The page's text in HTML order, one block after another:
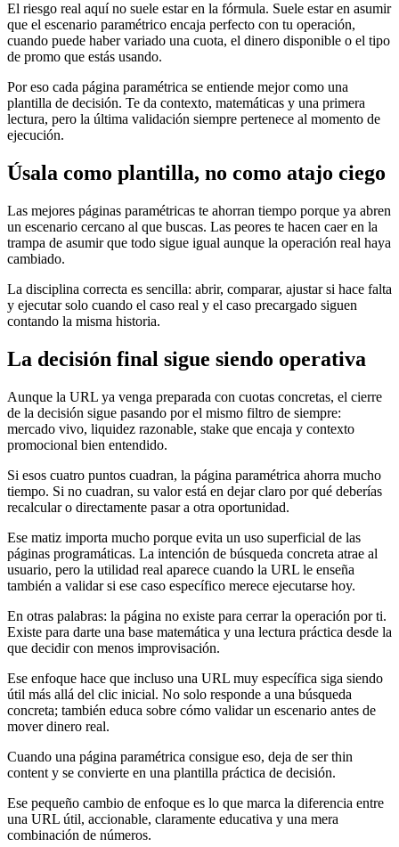
El riesgo real aquí no suele estar en la fórmula. Suele estar en asumir
que el escenario paramétrico encaja perfecto con tu operación,
cuando puede haber variado una cuota, el dinero disponible o el tipo
de promo que estás usando.
Por eso cada página paramétrica se entiende mejor como una
plantilla de decisión. Te da contexto, matemáticas y una primera
lectura, pero la última validación siempre pertenece al momento de
ejecución.
Úsala como plantilla, no como atajo ciego
Las mejores páginas paramétricas te ahorran tiempo porque ya abren
un escenario cercano al que buscas. Las peores te hacen caer en la
trampa de asumir que todo sigue igual aunque la operación real haya
cambiado.
La disciplina correcta es sencilla: abrir, comparar, ajustar si hace falta
y ejecutar solo cuando el caso real y el caso precargado siguen
contando la misma historia.
La decisión final sigue siendo operativa
Aunque la URL ya venga preparada con cuotas concretas, el cierre
de la decisión sigue pasando por el mismo filtro de siempre:
mercado vivo, liquidez razonable, stake que encaja y contexto
promocional bien entendido.
Si esos cuatro puntos cuadran, la página paramétrica ahorra mucho
tiempo. Si no cuadran, su valor está en dejar claro por qué deberías
recalcular o directamente pasar a otra oportunidad.
Ese matiz importa mucho porque evita un uso superficial de las
páginas programáticas. La intención de búsqueda concreta atrae al
usuario, pero la utilidad real aparece cuando la URL le enseña
también a validar si ese caso específico merece ejecutarse hoy.
En otras palabras: la página no existe para cerrar la operación por ti.
Existe para darte una base matemática y una lectura práctica desde la
que decidir con menos improvisación.
Ese enfoque hace que incluso una URL muy específica siga siendo
útil más allá del clic inicial. No solo responde a una búsqueda
concreta; también educa sobre cómo validar un escenario antes de
mover dinero real.
Cuando una página paramétrica consigue eso, deja de ser thin
content y se convierte en una plantilla práctica de decisión.
Ese pequeño cambio de enfoque es lo que marca la diferencia entre
una URL útil, accionable, claramente educativa y una mera
combinación de números.